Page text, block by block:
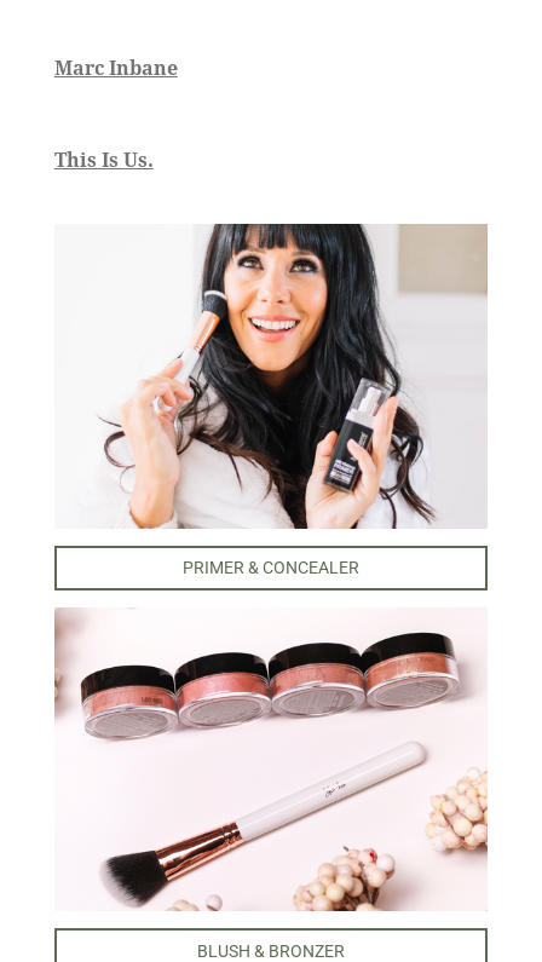
Marc Inbane
This Is Us.
PRIMER & CONCEALER
BLUSH & BRONZER